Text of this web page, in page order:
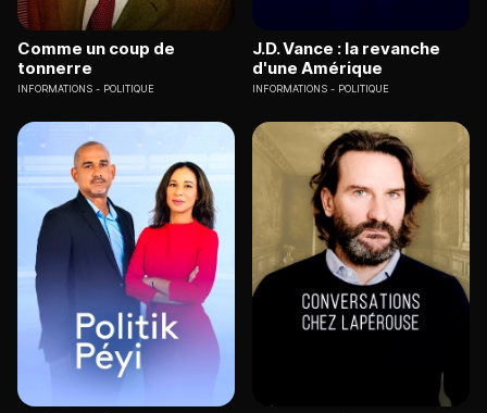
Comme un coup de
tonnerre
INFORMATIONS POLITIQUE
J.D. Vance : la revanche
d'une Amérique
INFORMATIONS POLITIQUE